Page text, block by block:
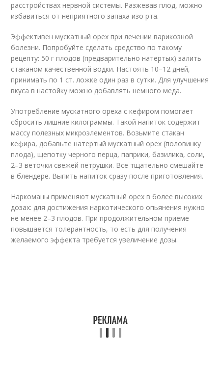
расстройствах нервной системы. Разжевав плод, можно
избавиться от неприятного запаха изо рта.
Эффективен мускатный орех при лечении варикозной
болезни. Попробуйте сделать средство по такому
рецепту: 50 г плодов (предварительно натертых) залить
стаканом качественной водки. Настоять 10–12 дней,
принимать по 1 ст. ложке один раз в сутки. Для улучшения
вкуса в настойку можно добавлять немного меда.
Употребление мускатного ореха с кефиром помогает
сбросить лишние килограммы. Такой напиток содержит
массу полезных микроэлементов. Возьмите стакан
кефира, добавьте натертый мускатный орех (половинку
плода), щепотку черного перца, паприки, базилика, соли,
2–3 веточки свежей петрушки. Все тщательно смешайте
в блендере. Выпить напиток сразу после приготовления.
Наркоманы применяют мускатный орех в более высоких
дозах: для достижения наркотического опьянения нужно
не менее 2–3 плодов. При продолжительном приеме
повышается толерантность, то есть для получения
желаемого эффекта требуется увеличение дозы.